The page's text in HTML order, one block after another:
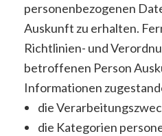
personenbezogenen
Auskunft zu erhalten.
Richtlinien- und
betroffenen Person
Informationen
die
die Kategorien